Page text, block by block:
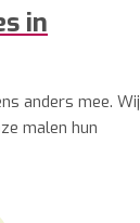
in
anders mee. Wij
malen hun